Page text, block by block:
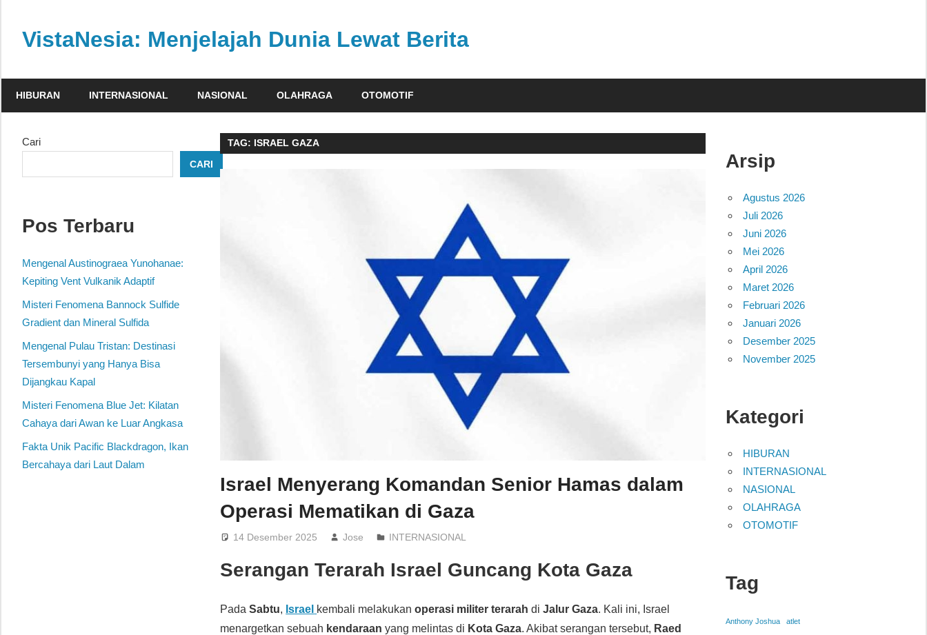
contentVistaNesia: Menjelajah Dunia Lewat Berita
dan
dalam
platform
HIBURAN INTERNASIONAL NASIONAL OLAHRAGA OTOMOTIF
TAG: ISRAEL GAZA
Israel Menyerang Komandan Senior Hamas dalam
Operasi Mematikan di Gaza
14 Desember 2025 Jose INTERNASIONAL
Serangan Terarah Israel Guncang Kota Gaza
PadaSabtu, Israel kembali melakukanoperasi militer terarah diJalur Gaza. Kali ini, Israel
menargetkan sebuah kendaraan yang melintas di Kota Gaza. Akibat serangan tersebut, Raed
Cari
CARI
Pos Terbaru
Mengenal Austinograea Yunohanae:
Kepiting Vent Vulkanik Adaptif
Misteri Fenomena Bannock Sulfide
Gradient dan Mineral Sulfida
Mengenal Pulau Tristan: Destinasi
Tersembunyi yang Hanya Bisa
Dijangkau Kapal
Misteri Fenomena Blue Jet: Kilatan
Cahaya dari Awan ke Luar Angkasa
Fakta Unik Pacific Blackdragon, Ikan
Bercahaya dari Laut Dalam
Arsip
Agustus 2026
Juli 2026
Juni 2026
Mei 2026
April 2026
Maret 2026
Februari 2026
Januari 2026
Desember 2025
November 2025
Kategori
HIBURAN
INTERNASIONAL
NASIONAL
OLAHRAGA
OTOMOTIF
Tag
Anthony Joshua atlet